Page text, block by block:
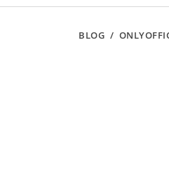
BLOG /